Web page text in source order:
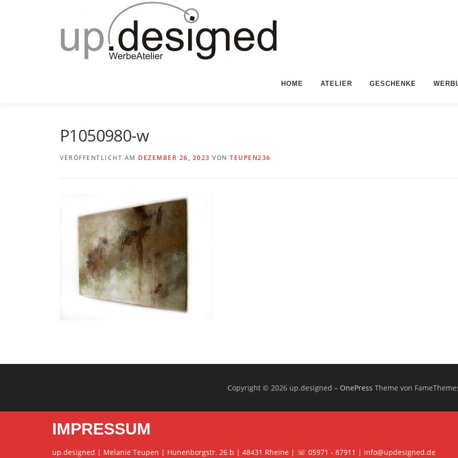
HOME ATELIER GESCHENKE
P1050980-w
VERÖFFENTLICHT AM DEZEMBER 26, 2023 VON TEUPEN236
Copyright © 2026 up.designed – OnePress Theme von
IMPRESSUM
up.designed | Melanie Teupen | Hünenborgstr. 26 b | 48431 Rheine | ☏ 05971 - 87911 | info@updesigned.de